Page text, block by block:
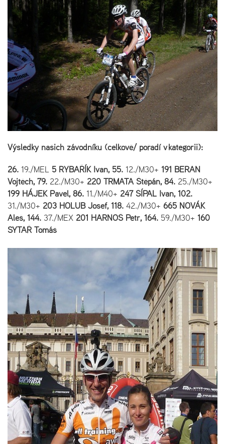
Výsledky našich závodníku (celkově/ pořadí v kategorii):
26. 19./MEL 5 RYBAŘÍK Ivan, 55. 12./M30+ 191 BERAN
Vojtěch, 79. 22./M30+ 220 TRMATA Štěpán, 84. 25./M30+
199 HÁJEK Pavel, 86. 11./M40+ 247 ŠÍPAL Ivan, 102.
31./M30+ 203 HOLUB Josef, 118. 42./M30+ 665 NOVÁK
Aleš, 144. 37./MEX 201 HARNOŠ Petr, 164. 59./M30+ 160
SYTAŘ Tomáš